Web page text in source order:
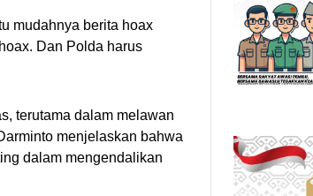
mudahnya berita hoax
Dan Polda harus
terutama dalam melawan
menjelaskan bahwa
dalam mengendalikan